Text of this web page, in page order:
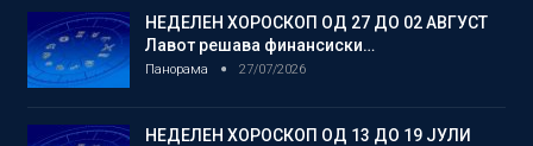
НЕДЕЛЕН ХОРОСКОП ОД 27 ДО 02 АВГУСТ
Лавот решава финансиски…
Панорама 27/07/2026
НЕДЕЛЕН ХОРОСКОП ОД 13 ДО 19 ЈУЛИ